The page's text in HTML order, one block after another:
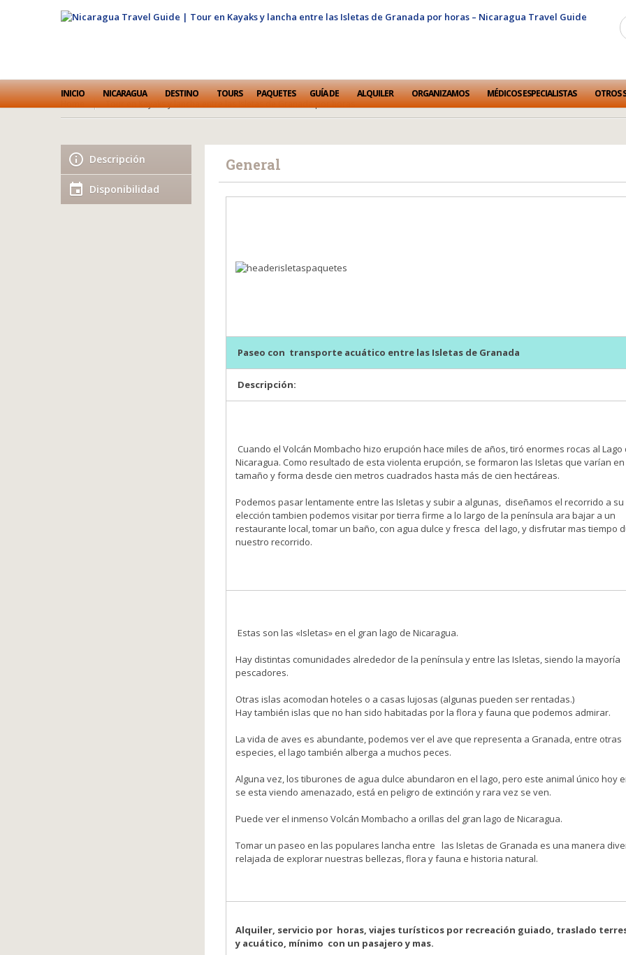
INICIO
NICARAGUA DESTINO TOURS PAQUETES GUÍA DE ALQUILER ORGANIZAMOS MÉDICOS ESPECIALISTAS OTROS
Home
Tour en Kayaks y lancha entre las Isletas de Granada por horas
Descripción
Disponibilidad
General
Paseo con transporte acuático entre las Isletas de Granada
Descripción:
Cuando el Volcán Mombacho hizo erupción hace miles de años, tiró enormes rocas al Lago
Nicaragua. Como resultado de esta violenta erupción, se formaron las Isletas que varían en
tamaño y forma desde cien metros cuadrados hasta más de cien hectáreas.
Podemos pasar lentamente entre las Isletas y subir a algunas, diseñamos el recorrido a su
elección tambien podemos visitar por tierra firme a lo largo de la península ara bajar a un
restaurante local, tomar un baño, con agua dulce y fresca del lago, y disfrutar mas tiempo
nuestro recorrido.
Estas son las «Isletas» en el gran lago de Nicaragua.
Hay distintas comunidades alrededor de la península y entre las Isletas, siendo la mayoría
pescadores.
Otras islas acomodan hoteles o a casas lujosas (algunas pueden ser rentadas.)
Hay también islas que no han sido habitadas por la flora y fauna que podemos admirar.
La vida de aves es abundante, podemos ver el ave que representa a Granada, entre otras
especies, el lago también alberga a muchos peces.
Alguna vez, los tiburones de agua dulce abundaron en el lago, pero este animal único hoy
se esta viendo amenazado, está en peligro de extinción y rara vez se ven.
Puede ver el inmenso Volcán Mombacho a orillas del gran lago de Nicaragua.
Tomar un paseo en las populares lancha entre las Isletas de Granada es una manera
relajada de explorar nuestras bellezas, flora y fauna e historia natural.
Alquiler, servicio por horas, viajes turísticos por recreación guiado, traslado
y acuático, mínimo con un pasajero y mas.